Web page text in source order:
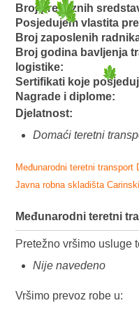
Broj prevoznih
Posjedujem vlastita
Broj zaposlenih
Broj godina bavljenja
logistike:
Sertifikati koje
Nagrade i diplome:
Djelatnost:
Domaći teretni
Međunarodni teretni transport
Javna robna skladišta
Međunarodni teretni
Pretežno vršimo usluge
Nije navedeno
Vršimo prevoz robe u: